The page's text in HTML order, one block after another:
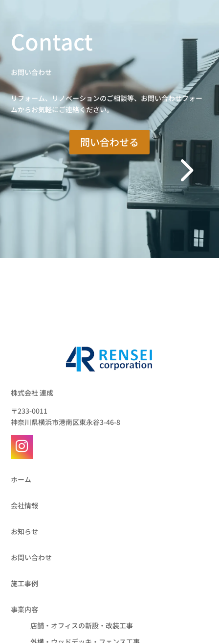
Contact
お問い合わせ
リフォーム、リノベーションのご相談等、お問い合わせフォー
ムからお気軽にご連絡ください。
問い合わせる
5
株式会社 連成
〒233-0011
神奈川県横浜市港南区東永谷3-46-8

ホーム
会社情報
お知らせ
お問い合わせ
施工事例
事業内容
店舗・オフィスの新設・改装工事